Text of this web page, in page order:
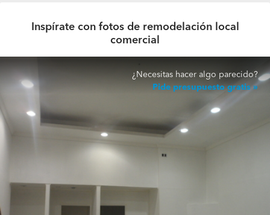
Inspírate con fotos de remodelación local
comercial
¿Necesitas hacer algo parecido?
Pide presupuesto gratis